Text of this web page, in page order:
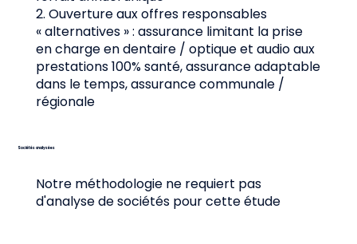
2. Ouverture aux offres responsables
« alternatives » : assurance limitant la prise
en charge en dentaire / optique et audio aux
prestations 100% santé, assurance adaptable
dans le temps, assurance communale /
régionale
Sociétés analysées
Notre méthodologie ne requiert pas
d'analyse de sociétés pour cette étude